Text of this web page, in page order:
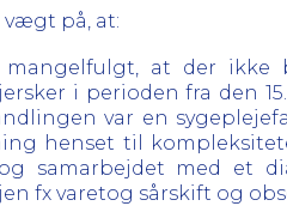
på, at:
mangelfulgt, at der ikke
i perioden fra den
var en
henset til
samarbejdet med et
fx varetog sårskift og